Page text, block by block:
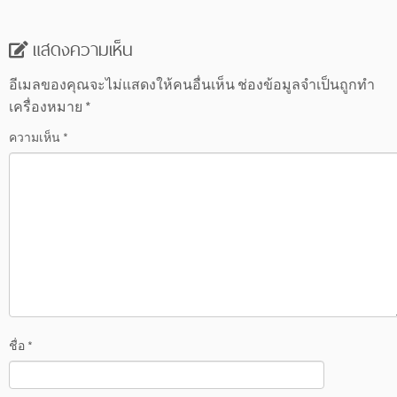
แสดงความเห็น
อีเมลของคุณจะไม่แสดงให้คนอื่นเห็น ช่องข้อมูลจำเป็นถูกทำ
เครื่องหมาย *
ความเห็น *
ชื่อ *